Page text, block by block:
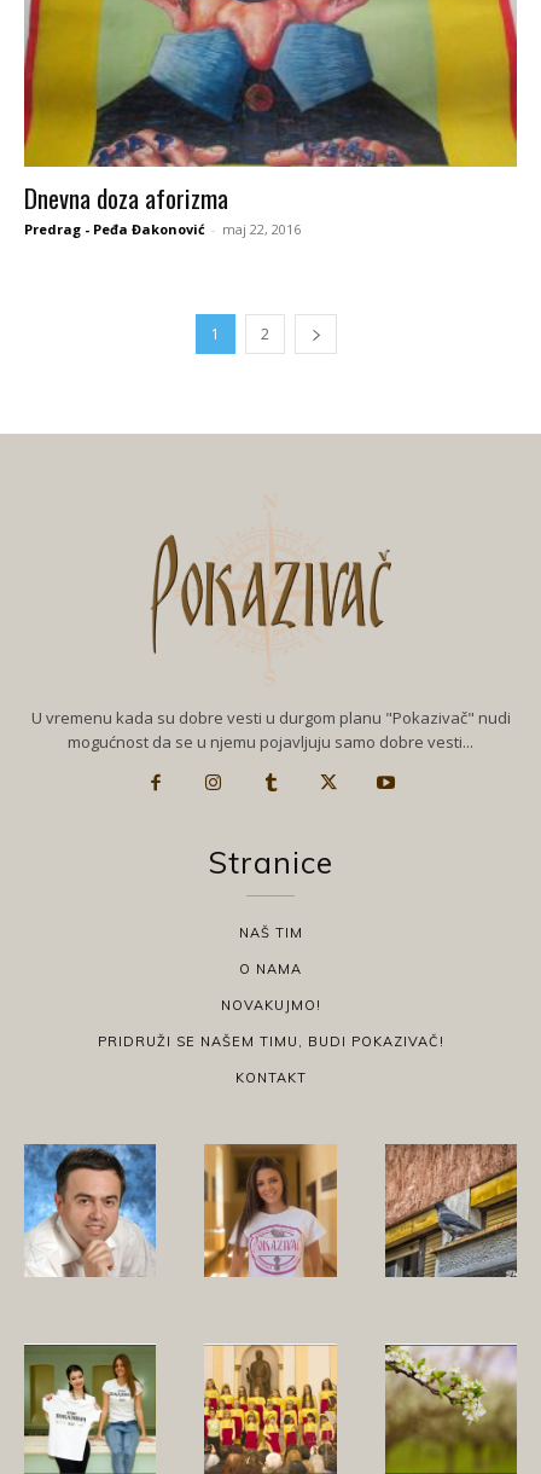
Dnevna doza aforizma
Predrag - Peđa Đakonović - maj 22, 2016
1 2
U vremenu kada su dobre vesti u durgom planu "Pokazivač" nudi
mogućnost da se u njemu pojavljuju samo dobre vesti...
Stranice
NAŠ TIM
O NAMA
NOVAKUJMO!
PRIDRUŽI SE NAŠEM TIMU, BUDI POKAZIVAČ!
KONTAKT